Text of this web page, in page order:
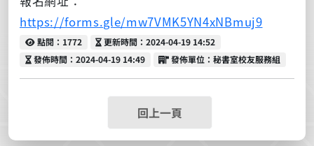
https://forms.gle/mw7VMK5YN4xNBmuj9
點閱
點閱：1772 更新時間
更新時間：2024-04-19 14:52
發佈時間
發佈時間：2024-04-19 14:49 發佈單位
發佈單位：秘書室校友服務組
回上一頁